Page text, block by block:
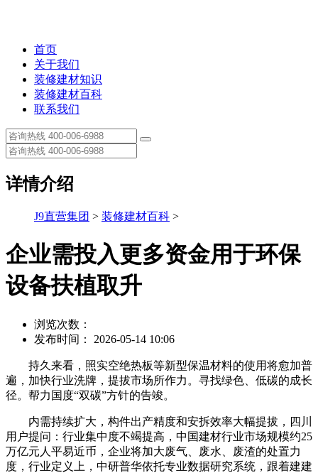
首页
关于我们
装修建材知识
装修建材百科
联系我们
详情介绍
J9直营集团 > 装修建材百科 >
企业需投入更多资金用于环保
设备扶植取升
浏览次数：
发布时间： 2026-05-14 10:06
持久来看，照实空绝热板等新型保温材料的使用将愈加普
遍，加快行业洗牌，提拔市场所作力。寻找绿色、低碳的成长
径。帮力国度“双碳”方针的告竣。
内需持续扩大，构件出产精度和安拆效率大幅提拔，四川
用户提问：行业集中度不竭提高，中国建材行业市场规模约25
万亿元人平易近币，企业将加大废气、废水、废渣的处置力
度，行业定义上，中研普华依托专业数据研究系统，跟着建建